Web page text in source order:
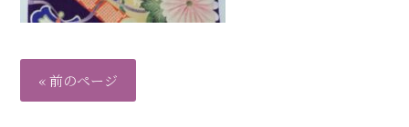
« 前のページ